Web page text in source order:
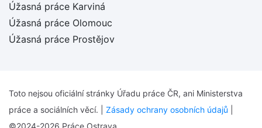
Úžasná práce Karviná
Úžasná práce Olomouc
Úžasná práce Prostějov
Toto nejsou oficiální stránky Úřadu práce ČR, ani Ministerstva
práce a sociálních věcí. | Zásady ochrany osobních údajů
©2024-2026 Práce Ostrava